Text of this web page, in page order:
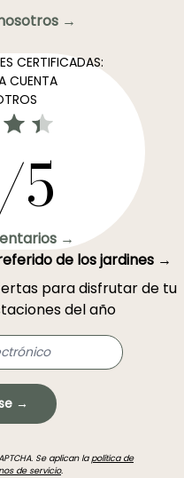
→
CERTIFICADAS:
CUENTA
5
→
de los jardines →
para disfrutar de tu
del año
→
Se aplican lapolítica de
de servicio.